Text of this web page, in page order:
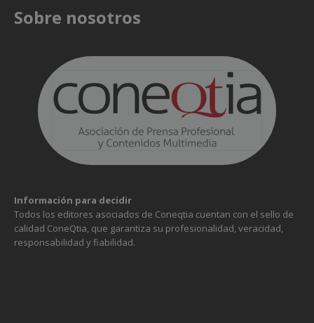
Sobre nosotros
Información para decidir
Todos los editores asociados de Coneqtia cuentan con el sello de
calidad ConeQtia, que garantiza su profesionalidad, veracidad,
responsabilidad y fiabilidad.